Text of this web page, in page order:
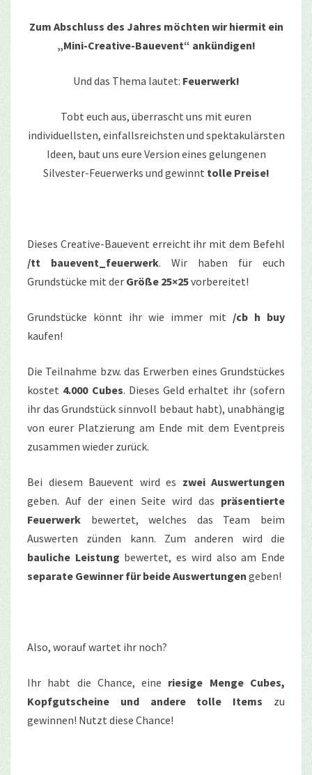
Zum Abschluss des Jahres möchten wir hiermit ein
„Mini-Creative-Bauevent“ ankündigen!
Und das Thema lautet: Feuerwerk!
Tobt euch aus, überrascht uns mit euren
individuellsten, einfallsreichsten und spektakulärsten
Ideen, baut uns eure Version eines gelungenen
Silvester-Feuerwerks und gewinnt tolle Preise!
Dieses Creative-Bauevent erreicht ihr mit dem Befehl
/tt bauevent_feuerwerk. Wir haben für euch
Grundstücke mit der Größe 25×25vorbereitet!
Grundstücke könnt ihr wie immer mit /cb h buy
kaufen!
Die Teilnahme bzw. das Erwerben eines Grundstückes
kostet 4.000 Cubes. Dieses Geld erhaltet ihr (sofern
ihr das Grundstück sinnvoll bebaut habt), unabhängig
von eurer Platzierung am Ende mit dem Eventpreis
zusammen wieder zurück.
Bei diesem Bauevent wird es zwei Auswertungen
geben. Auf der einen Seite wird das präsentierte
Feuerwerk bewertet, welches das Team beim
Auswerten zünden kann. Zum anderen wird die
bauliche Leistung bewertet, es wird also am Ende
separate Gewinner für beide Auswertungen geben!
Also, worauf wartet ihr noch?
Ihr habt die Chance, eine riesige Menge Cubes,
Kopfgutscheine und andere tolle Items zu
gewinnen! Nutzt diese Chance!